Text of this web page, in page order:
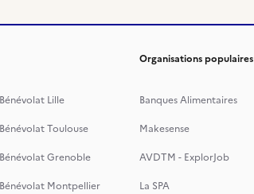
Bénévolat Lille
Bénévolat Toulouse
Bénévolat Grenoble
Bénévolat Montpellier
Organisations populaires
Banques Alimentaires
Makesense
AVDTM - ExplorJob
La SPA